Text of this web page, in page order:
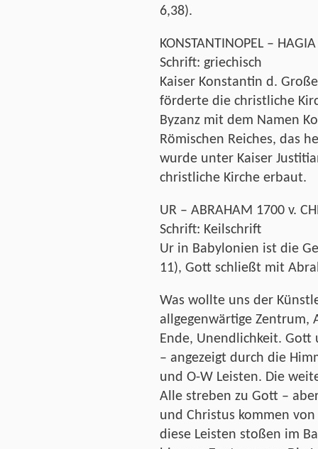
6,38).
KONSTANTINOPEL –
Schrift: griechisch
Kaiser Konstantin d.
förderte die christliche
Byzanz mit dem Namen
Römischen Reiches, das
wurde unter Kaiser
christliche Kirche erbaut.
UR – ABRAHAM 1700 v.
Schrift: Keilschrift
Ur in Babylonien ist die
11), Gott schließt mit
Was wollte uns der
allgegenwärtige Zentrum,
Ende, Unendlichkeit. Gott
– angezeigt durch die
und O-W Leisten. Die
Alle streben zu Gott –
und Christus kommen
diese Leisten stoßen im